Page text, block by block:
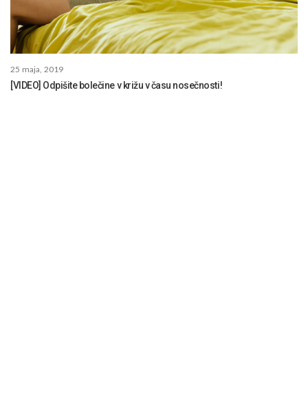
25 maja, 2019
[VIDEO] Odpišite bolečine v križu v času nosečnosti!